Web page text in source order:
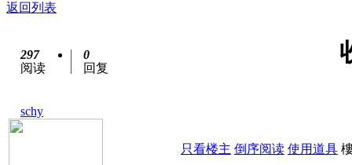
返回列表
297
阅读
0
回复
schy
只看楼主 倒序阅读 使用道具